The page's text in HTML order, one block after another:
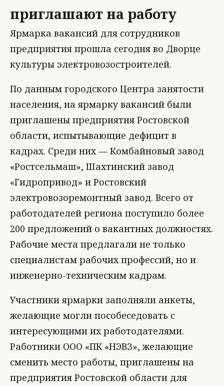
приглашают на работу
Ярмарка вакансий для сотрудников
предприятия прошла сегодня во Дворце
культуры электровозостроителей.
По данным городского Центра занятости
населения, на ярмарку вакансий были
приглашены предприятия Ростовской
области, испытывающие дефицит в
кадрах. Среди них — Комбайновый завод
«Ростсельмаш», Шахтинский завод
«Гидропривод» и Ростовский
электровозоремонтный завод. Всего от
работодателей региона поступило более
200 предложений о вакантных должностях.
Рабочие места предлагали не только
специалистам рабочих профессий, но и
инженерно-техническим кадрам.
Участники ярмарки заполняли анкеты,
желающие могли пособеседовать с
интересующими их работодателями.
Работники ООО «ПК «НЭВЗ», желающие
сменить место работы, приглашены на
предприятия Ростовской области для